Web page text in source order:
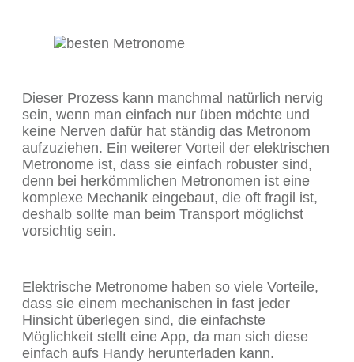
Dieser Prozess kann manchmal natürlich nervig
sein, wenn man einfach nur üben möchte und
keine Nerven dafür hat ständig das Metronom
aufzuziehen. Ein weiterer Vorteil der elektrischen
Metronome ist, dass sie einfach robuster sind,
denn bei herkömmlichen Metronomen ist eine
komplexe Mechanik eingebaut, die oft fragil ist,
deshalb sollte man beim Transport möglichst
vorsichtig sein.
Elektrische Metronome haben so viele Vorteile,
dass sie einem mechanischen in fast jeder
Hinsicht überlegen sind, die einfachste
Möglichkeit stellt eine App, da man sich diese
einfach aufs Handy herunterladen kann.